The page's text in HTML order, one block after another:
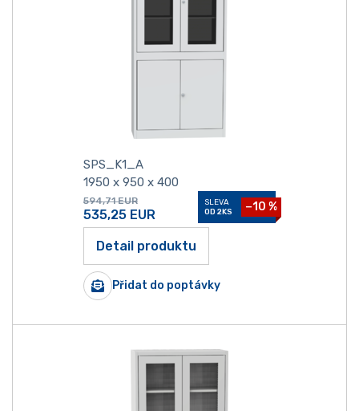
SPS_K1_A
1950 x 950 x 400
594,71 EUR
535,25 EUR
SLEVA
OD 2KS
−10 %
Detail produktu
Přidat do poptávky